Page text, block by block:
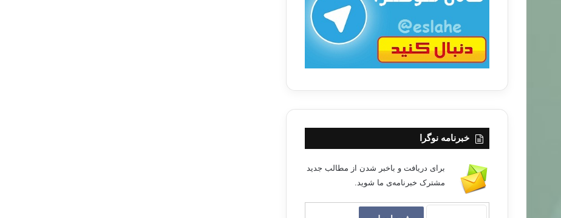
خبرنامه نوگرا
برای دریافت و باخبر شدن از مطالب جدید
مشترک خبرنامه‌ی ما شوید.